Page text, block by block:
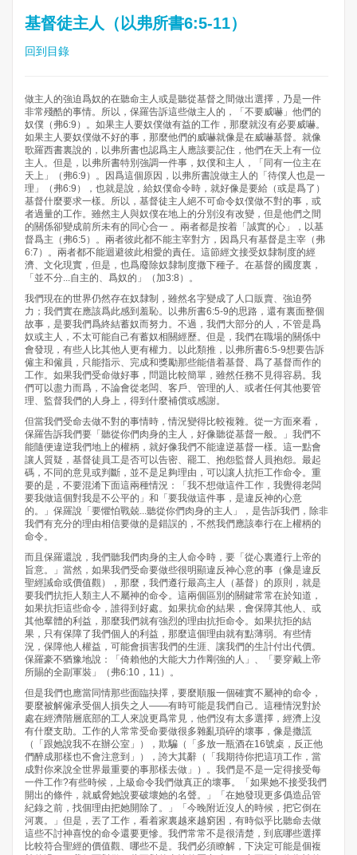
基督徒主人（以弗所書6:5-11）
回到目錄
做主人的強迫爲奴的在聽命主人或是聽從基督之間做出選擇，乃是一件
非常殘酷的事情。所以，保羅告訴這些做主人的，「不要威嚇」他們的
奴僕（弗6:9）。如果主人要奴僕做有益的工作，那麼就沒有必要威嚇。
如果主人要奴僕做不好的事，那麼他們的威嚇就像是在威嚇基督。就像
歌羅西書裏說的，以弗所書也認爲主人應該要記住，他們在天上有一位
主人。但是，以弗所書特別強調一件事，奴僕和主人，「同有一位主在
天上」（弗6:9）。因爲這個原因，以弗所書說做主人的「待僕人也是一
理」（弗6:9），也就是說，給奴僕命令時，就好像是要給（或是爲了）
基督什麼要求一樣。所以，基督徒主人絕不可命令奴僕做不對的事，或
者過量的工作。雖然主人與奴僕在地上的分別沒有改變，但是他們之間
的關係卻變成前所未有的同心合一 。兩者都是按着「誠實的心」，以基
督爲主（弗6:5）。兩者彼此都不能主宰對方，因爲只有基督是主宰（弗
6:7）。兩者都不能迴避彼此相愛的責任。這節經文接受奴隸制度的經
濟、文化現實，但是，也爲廢除奴隸制度撒下種子。在基督的國度裏，
「並不分...自主的、爲奴的」（加3:8）。
我們現在的世界仍然存在奴隸制，雖然名字變成了人口販賣、強迫勞
力；我們實在應該爲此感到羞恥。以弗所書6:5-9的思路，還有裏面整個
故事，是要我們爲終結蓄奴而努力。不過，我們大部分的人，不管是爲
奴或主人，不太可能自己有蓄奴相關經歷。但是，我們在職場的關係中
會發現，有些人比其他人更有權力。以此類推，以弗所書6:5-9想要告訴
僱主和僱員，只能指示、完成和獎勵那些能借着基督、爲了基督而作的
工作。如果我們受命做好事，問題比較簡單，雖然任務不見得容易。我
們可以盡力而爲，不論會從老闆、客戶、管理的人、或者任何其他要管
理、監督我們的人身上，得到什麼補償或感謝。
但當我們受命去做不對的事情時，情況變得比較複雜。從一方面來看，
保羅告訴我們要「聽從你們肉身的主人，好像聽從基督一般。」我們不
能隨便違逆我們地上的權柄，就好像我們不能違逆基督一樣。這一點會
讓人質疑，基督徒員工是否可以告密、罷工、抱怨監督人員抱怨。最起
碼，不同的意見或判斷，並不是足夠理由，可以讓人抗拒工作命令。重
要的是，不要混淆下面這兩種情況：「我不想做這件工作，我覺得老闆
要我做這個對我是不公平的」和「要我做這件事，是違反神的心意
的。」保羅說「要懼怕戰兢...聽從你們肉身的主人」，是告訴我們，除非
我們有充分的理由相信要做的是錯誤的，不然我們應該奉行在上權柄的
命令。
而且保羅還說，我們聽我們肉身的主人命令時，要「從心裏遵行上帝的
旨意。」當然，如果我們受命要做些很明顯違反神心意的事（像是違反
聖經誡命或價值觀），那麼，我們遵行最高主人（基督）的原則，就是
要我們抗拒人類主人不屬神的命令。這兩個區別的關鍵常常在於知道，
如果抗拒這些命令，誰得到好處。如果抗命的結果，會保障其他人、或
其他羣體的利益，那麼我們就有強烈的理由抗拒命令。如果抗拒的結
果，只有保障了我們個人的利益，那麼這個理由就有點薄弱。有些情
況，保障他人權益，可能會損害我們的生涯、讓我們的生計付出代價。
保羅豪不猶豫地說：「倚賴他的大能大力作剛強的人」、「要穿戴上帝
所賜的全副軍裝」（弗6:10，11）。
但是我們也應當同情那些面臨抉擇，要麼順服一個確實不屬神的命令，
要麼被解僱承受個人損失之人——有時可能是我們自己。這種情況對於
處在經濟階層底部的工人來說更爲常見，他們沒有太多選擇，經濟上沒
有什麼支助。工作的人常常受命要做很多雜亂瑣碎的壞事，像是撒謊
（「跟她說我不在辦公室」），欺騙（「多放一瓶酒在16號桌，反正他
們醉成那樣也不會注意到」），誇大其辭（「我期待你把這項工作，當
成對你來說全世界最重要的事那樣去做」）。我們是不是一定得接受每
一件工作?有些時候，上級命令我們做真正的壞事。「如果她不接受我們
開出的條件，就威脅她說要破壞她的名聲。」「在她發現更多僞造品管
紀錄之前，找個理由把她開除了。」「今晚附近沒人的時候，把它倒在
河裏。」但是，丟了工作，看着家裏越來越窮困，有時似乎比聽命去做
這些不討神喜悅的命令還要更慘。我們常常不是很清楚，到底哪些選擇
比較符合聖經的價值觀、哪些不是。我們必須瞭解，下決定可能是個複